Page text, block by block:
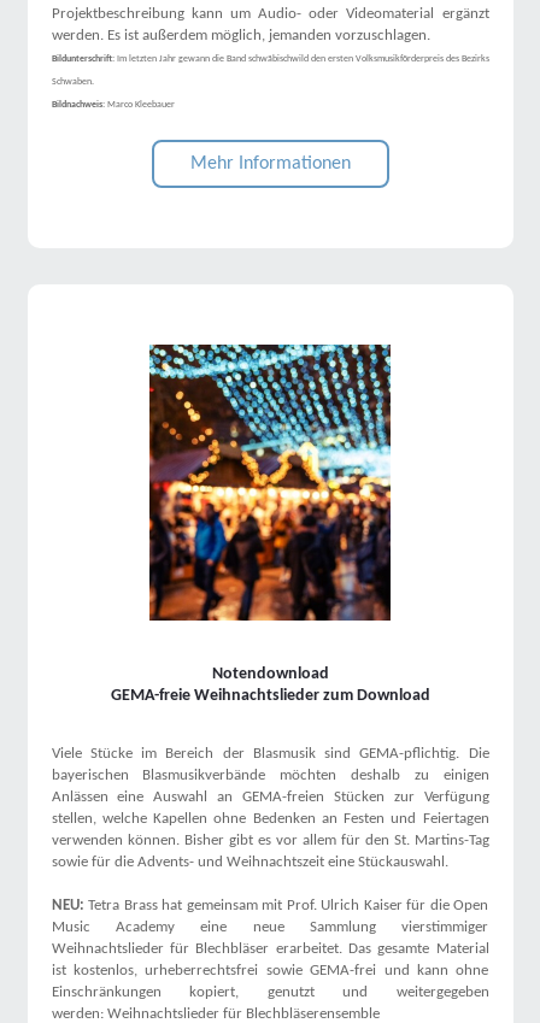
Projektbeschreibung kann um Audio- oder Videomaterial ergänzt
werden. Es ist außerdem möglich, jemanden vorzuschlagen.
Bildunterschrift:Im letzten Jahr gewann die Band schwäbischwild den ersten Volksmusikförderpreis des Bezirks
Schwaben.
Bildnachweis:Marco Kleebauer
Mehr Informationen
Notendownload
GEMA-freie Weihnachtslieder zum Download
Viele Stücke im Bereich der Blasmusik sind GEMA-pflichtig. Die
bayerischen Blasmusikverbände möchten deshalb zu einigen
Anlässen eine Auswahl an GEMA-freien Stücken zur Verfügung
stellen, welche Kapellen ohne Bedenken an Festen und Feiertagen
verwenden können. Bisher gibt es vor allem für den St. Martins-Tag
sowie für die Advents- und Weihnachtszeit eine Stückauswahl.
NEU: Tetra Brass hat gemeinsam mit Prof. Ulrich Kaiser für die Open
Music Academy eine neue Sammlung vierstimmiger
Weihnachtslieder für Blechbläser erarbeitet. Das gesamte Material
ist kostenlos, urheberrechtsfrei sowie GEMA-frei und kann ohne
Einschränkungen kopiert, genutzt und weitergegeben
werden: Weihnachtslieder für Blechbläserensemble